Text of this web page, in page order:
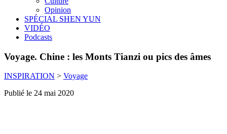
Opinion
SPÉCIAL SHEN YUN
VIDÉO
Podcasts
Voyage. Chine : les Monts Tianzi ou pics des âmes
INSPIRATION > Voyage
Publié le 24 mai 2020